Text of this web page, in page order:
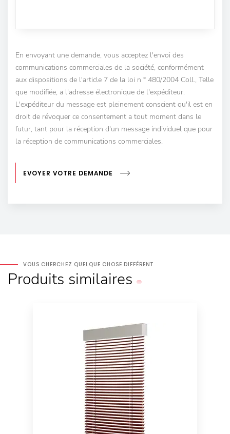
En envoyant une demande, vous acceptez l'envoi des
communications commerciales de la société, conformément
aux dispositions de l'article 7 de la loi n ° 480/2004 Coll., Telle
que modifiée, a l'adresse électronique de l'expéditeur.
L'expéditeur du message est pleinement conscient qu'il est en
droit de révoquer ce consentement a tout moment dans le
futur, tant pour la réception d'un message individuel que pour
la réception de communications commerciales.
EVOYER VOTRE DEMANDE
VOUS CHERCHEZ QUELQUE CHOSE DIFFÉRENT
Produits similaires